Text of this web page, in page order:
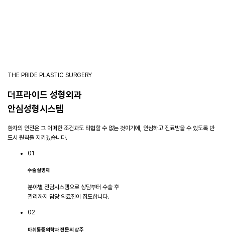
THE PRIDE PLASTIC SURGERY
더프라이드 성형외과
안심성형시스템
환자의 안전은 그 어떠한 조건과도 타협할 수 없는 것이기에, 안심하고 진료받을 수 있도록 반
드시 원칙을 지키겠습니다.
01
수술실명제
분야별 전담시스템으로 상담부터 수술 후
관리까지 담당 의료진이 집도합니다.
02
마취통증의학과 전문의 상주